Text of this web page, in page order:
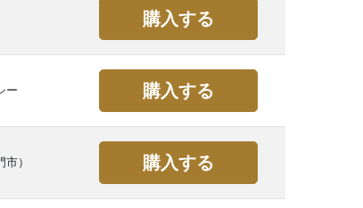
購入する
ー 購入する
） 購入する